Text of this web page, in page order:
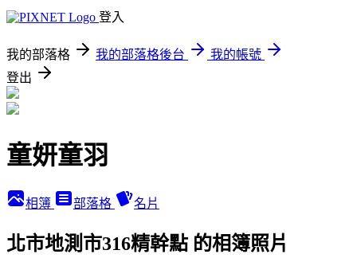
登入
我的部落格 我的部落格後台
我的帳號
登出
童妍童羽
相簿 部落格 名片
北市地測市316精幹點 的相簿照片